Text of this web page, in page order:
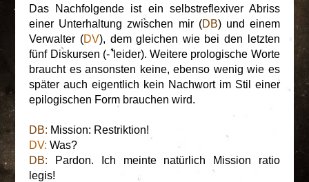
Das Nachfolgende ist ein selbstreflexiver Abriss
einer Unterhaltung zwischen mir (DB) und einem
Verwalter (DV), dem gleichen wie bei den letzten
fünf Diskursen (- leider). Weitere prologische Worte
braucht es ansonsten keine, ebenso wenig wie es
später auch eigentlich kein Nachwort im Stil einer
epilogischen Form brauchen wird.
DB: Mission: Restriktion!
DV: Was?
DB: Pardon. Ich meinte natürlich Mission ratio
legis!